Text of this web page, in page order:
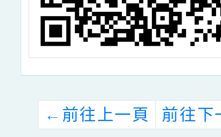
← 前往上一頁 前往下